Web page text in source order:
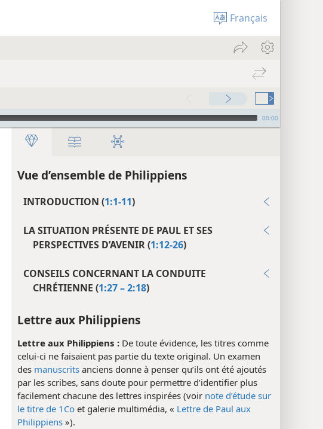
Français
00:00
Vue d’ensemble de Philippiens
INTRODUCTION (1:1-11)
LA SITUATION PRÉSENTE DE PAUL ET SES
PERSPECTIVES D’AVENIR (1:12-26)
CONSEILS CONCERNANT LA CONDUITE
CHRÉTIENNE (1:27 – 2:18)
Lettre aux Philippiens
Lettre aux Philippiens : De toute évidence, les titres comme
celui-ci ne faisaient pas partie du texte original. Un examen
des manuscrits anciens donne à penser qu’ils ont été ajoutés
par les scribes, sans doute pour permettre d’identifier plus
facilement chacune des lettres inspirées (voir note d’étude sur
le titre de 1Co et galerie multimédia, « Lettre de Paul aux
Philippiens »).